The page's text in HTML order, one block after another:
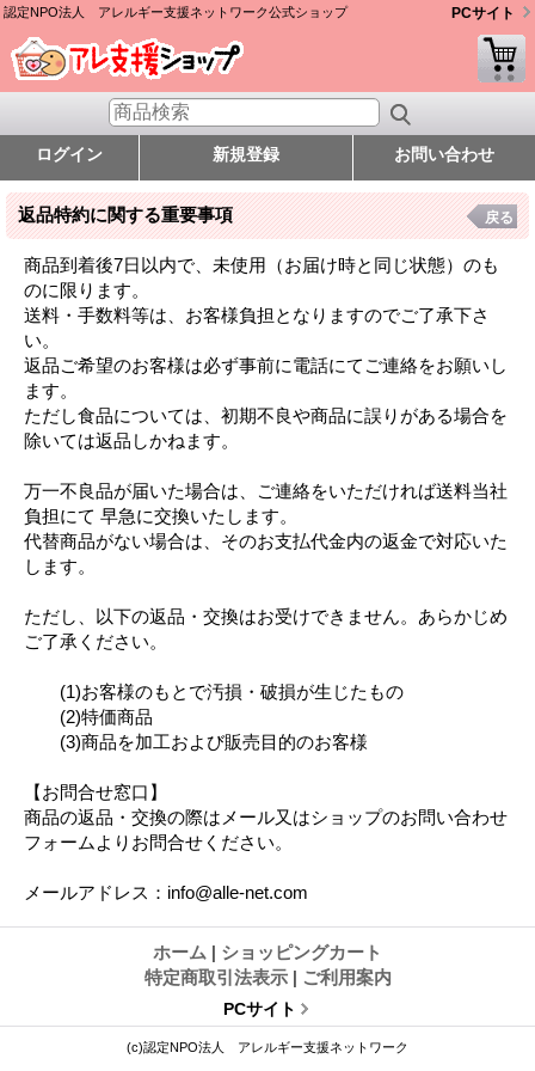
認定NPO法人 アレルギー支援ネットワーク公式ショップ PCサイト
ログイン 新規登録 お問い合わせ
返品特約に関する重要事項 戻る
商品到着後7日以内で、未使用（お届け時と同じ状態）のも
のに限ります。
送料・手数料等は、お客様負担となりますのでご了承下さ
い。
返品ご希望のお客様は必ず事前に電話にてご連絡をお願いし
ます。
ただし食品については、初期不良や商品に誤りがある場合を
除いては返品しかねます。
万一不良品が届いた場合は、ご連絡をいただければ送料当社
負担にて 早急に交換いたします。
代替商品がない場合は、そのお支払代金内の返金で対応いた
します。
ただし、以下の返品・交換はお受けできません。あらかじめ
ご了承ください。
(1)お客様のもとで汚損・破損が生じたもの
(2)特価商品
(3)商品を加工および販売目的のお客様
【お問合せ窓口】
商品の返品・交換の際はメール又はショップのお問い合わせ
フォームよりお問合せください。
メールアドレス：info@alle-net.com
ホーム | ショッピングカート
特定商取引法表示 | ご利用案内
PCサイト
(c)認定NPO法人 アレルギー支援ネットワーク